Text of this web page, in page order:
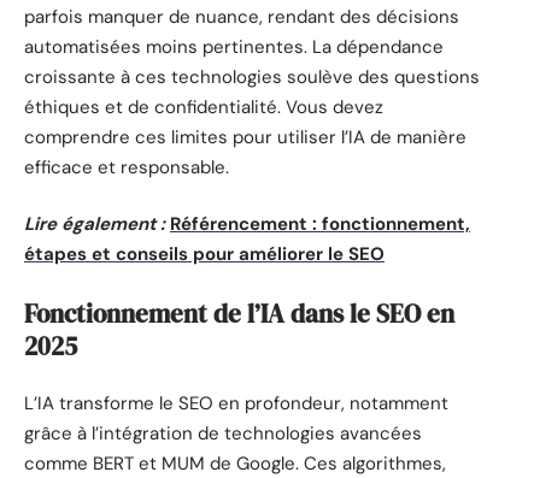
parfois manquer de nuance, rendant des décisions
automatisées moins pertinentes. La dépendance
croissante à ces technologies soulève des questions
éthiques et de confidentialité. Vous devez
comprendre ces limites pour utiliser l’IA de manière
efficace et responsable.
Lire également : Référencement : fonctionnement,
étapes et conseils pour améliorer le SEO
Fonctionnement de l’IA dans le SEO en
2025
L’IA transforme le SEO en profondeur, notamment
grâce à l’intégration de technologies avancées
comme BERT et MUM de Google. Ces algorithmes,